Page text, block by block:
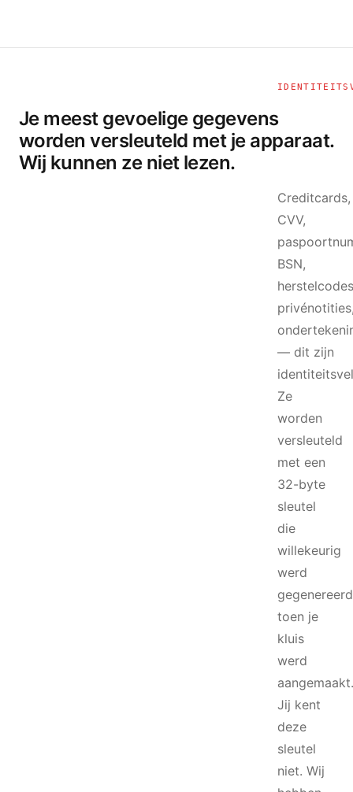
Je meest gevoelige gegevens
worden versleuteld met je apparaat.
Wij kunnen ze niet lezen.
Creditcards,
CVV,
BSN,
— dit zijn
Ze
worden
versleuteld
met een
32-byte
sleutel
die
willekeurig
werd
gegenereerd
toen je
kluis
werd
aangemaakt.
Jij kent
deze
sleutel
niet. Wij